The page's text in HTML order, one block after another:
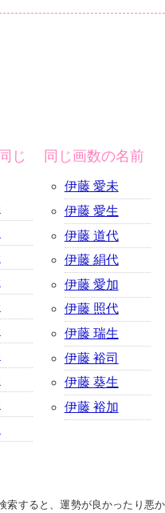
じ
同じ画数の名前
伊藤 愛未
伊藤 愛生
伊藤 道代
伊藤 絹代
伊藤 愛加
伊藤 照代
伊藤 瑞生
伊藤 裕司
伊藤 葵生
伊藤 裕加
索すると、運勢が良かったり悪か